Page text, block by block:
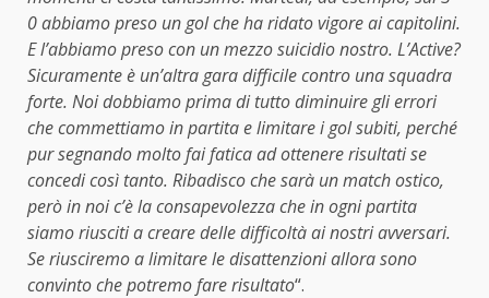
0 abbiamo preso un gol che ha ridato vigore ai capitolini.
E l’abbiamo preso con un mezzo suicidio nostro. L’Active?
Sicuramente è un’altra gara difficile contro una squadra
forte. Noi dobbiamo prima di tutto diminuire gli errori
che commettiamo in partita e limitare i gol subiti, perché
pur segnando molto fai fatica ad ottenere risultati se
concedi così tanto. Ribadisco che sarà un match ostico,
però in noi c’è la consapevolezza che in ogni partita
siamo riusciti a creare delle difficoltà ai nostri avversari.
Se riusciremo a limitare le disattenzioni allora sono
convinto che potremo fare risultato“.